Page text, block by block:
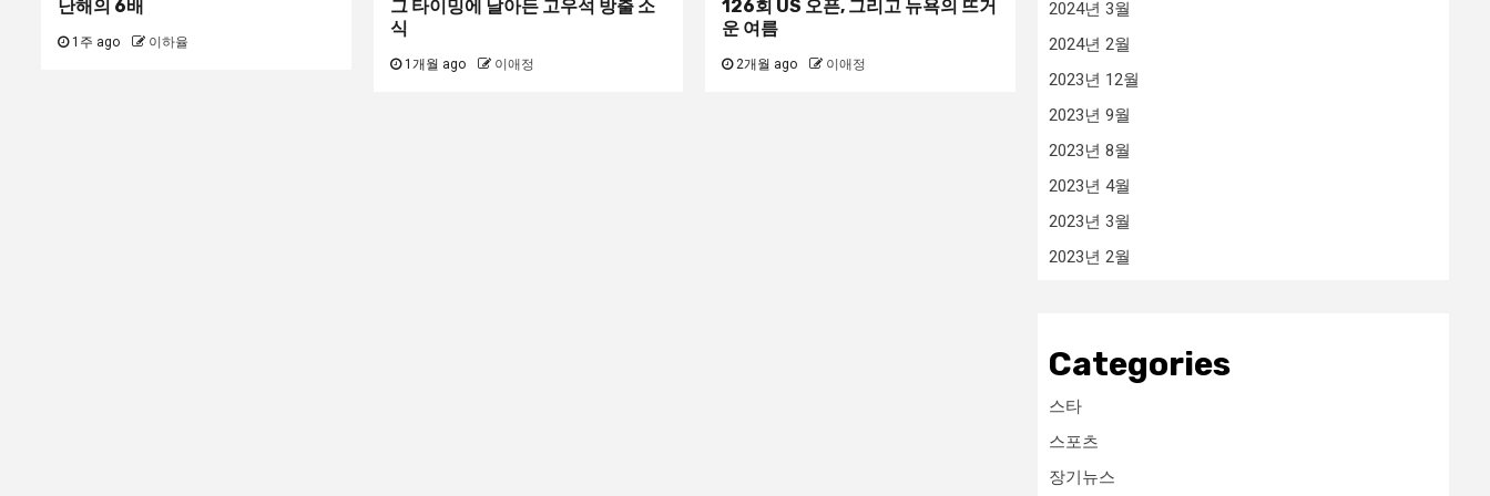
난해의 6배
1주 ago 이하율
그 타이밍에 날아든 고우석 방출 소
식
1개월 ago 이애정
126회 US 오픈, 그리고 뉴욕의 뜨거
운 여름
2개월 ago 이애정
2024년 3월
2024년 2월
2023년 12월
2023년 9월
2023년 8월
2023년 4월
2023년 3월
2023년 2월
Categories
스타
스포츠
장기뉴스